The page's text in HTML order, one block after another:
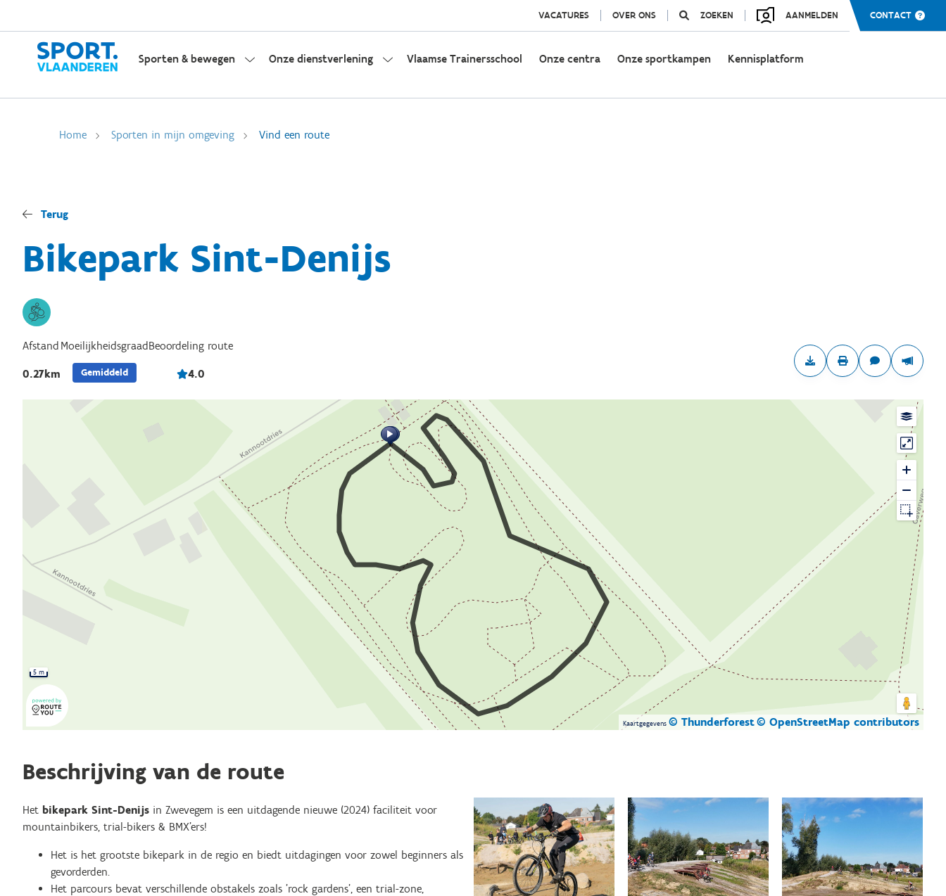
VACATURES OVER ONS ZOEKEN AANMELDEN CONTACT
Sporten & bewegen Onze dienstverlening Vlaamse Trainersschool Onze centra Onze sportkampen Kennisplatform
Home Sporten in mijn omgeving Vind een route
Terug
Bikepark Sint-Denijs
Afstand
0.27km
Moeilijkheidsgraad
Gemiddeld
Beoordeling route
4.0
Kaartgegevens © Thunderforest© OpenStreetMap contributors
5 m
Beschrijving van de route
Het bikepark Sint-Denijs in Zwevegem is een uitdagende nieuwe (2024) faciliteit voor
mountainbikers, trial-bikers & BMX'ers!
Het is het grootste bikepark in de regio en biedt uitdagingen voor zowel beginners als
gevorderden.
Het parcours bevat verschillende obstakels zoals 'rock gardens', een trial-zone,